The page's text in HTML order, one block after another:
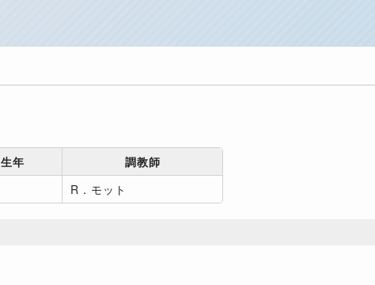
生年
調教師
R．モット